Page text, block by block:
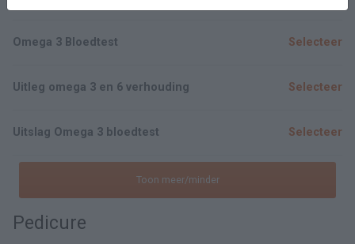
Omega 3 Bloedtest Selecteer
Uitleg omega 3 en 6 verhouding Selecteer
Uitslag Omega 3 bloedtest Selecteer
Toon meer/minder
Pedicure